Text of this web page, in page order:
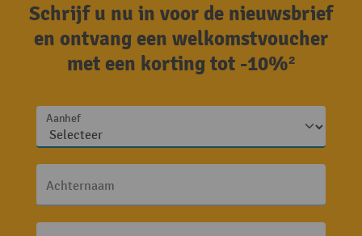
Schrijf u nu in voor de nieuwsbrief
en ontvang een welkomstvoucher
met een korting tot -10%²
Aanhef
Achternaam